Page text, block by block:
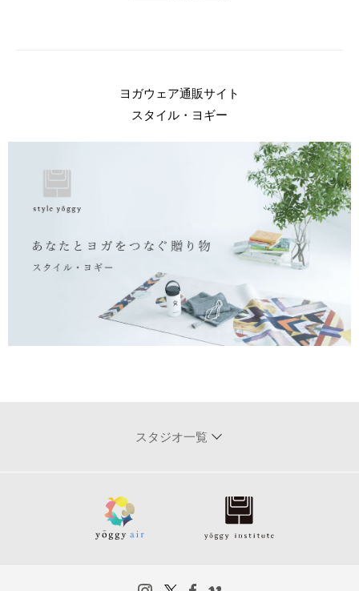
ヨガウェア通販サイト
スタイル・ヨギー
スタジオ一覧